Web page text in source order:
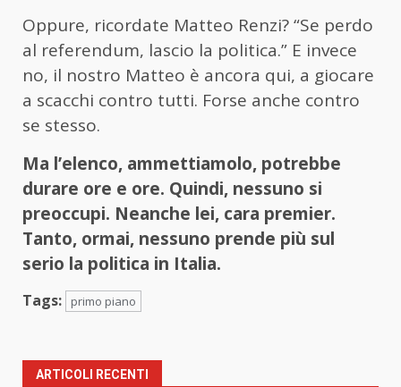
Oppure, ricordate Matteo Renzi? “Se perdo
al referendum, lascio la politica.” E invece
no, il nostro Matteo è ancora qui, a giocare
a scacchi contro tutti. Forse anche contro
se stesso.
Ma l’elenco, ammettiamolo, potrebbe
durare ore e ore. Quindi, nessuno si
preoccupi. Neanche lei, cara premier.
Tanto, ormai, nessuno prende più sul
serio la politica in Italia.
Tags: primo piano
ARTICOLI RECENTI